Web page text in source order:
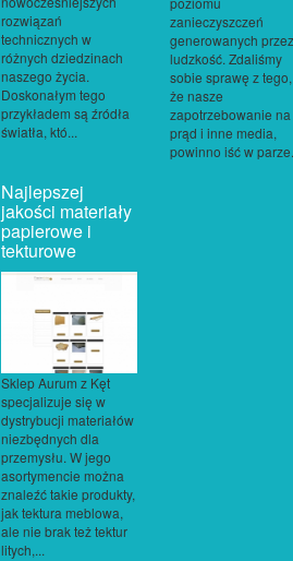
rozwiązań
technicznych w
różnych dziedzinach
naszego życia.
Doskonałym tego
przykładem są źródła
światła, któ...
zanieczyszczeń
generowanych przez
ludzkość. Zdaliśmy
sobie sprawę z tego,
że nasze
zapotrzebowanie na
prąd i inne media,
powinno iść w
Najlepszej
jakości materiały
papierowe i
tekturowe
Sklep Aurum z Kęt
specjalizuje się w
dystrybucji materiałów
niezbędnych dla
przemysłu. W jego
asortymencie można
znaleźć takie produkty,
jak tektura meblowa,
ale nie brak też tektur
litych,...